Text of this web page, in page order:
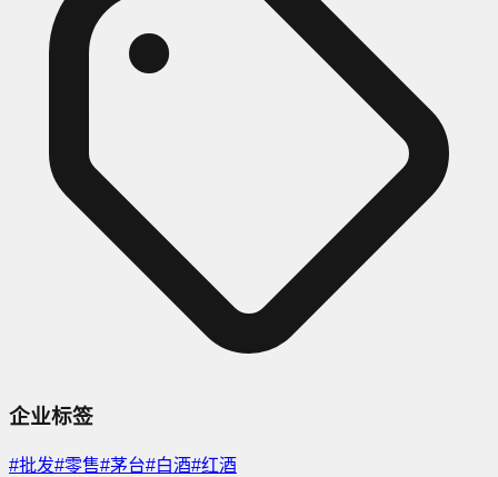
要有好的酒质，好的产品概念，就能得到消费者的认同”为核
心。京金万丰(北京)酒业有限公司是厂家授权经销赖永初酒,贵
州国台酒,赖恒酒,贵州茅台酒,习酒,郎酒,北京饭店定制酒,珍酒,
钓鱼台国宾酒,欢迎广大客户，经营者，爱好者，收藏者选
购，品质保证。京金万丰(北京)酒业有限公司坚持以诚信为
本，以客户要求为原则,致力于打造您身边便捷、放心、贴心
的网络酒水立体运营平台商。
企业标签
#批发#零售#茅台#白酒#红酒